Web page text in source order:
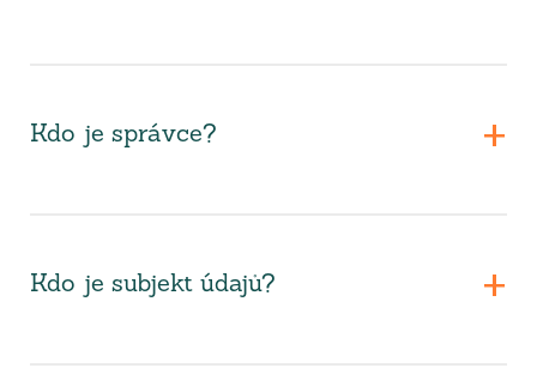
Kdo je správce?
Kdo je subjekt údajů?